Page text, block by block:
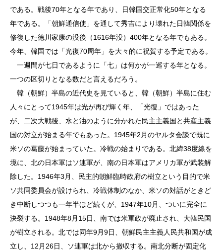
である。戦後70年となる年であり、日韓国交正常化50年となる
年である。「朝鮮通信使」を通して秀吉により壊れた日韓関係を
修復した徳川家康の没後（1616年没）400年となる年でもある。
今年、韓国では「光復70周年」を大々的に祝賀する予定である。
一週間が七日であるように「七」は何かが一巡する年となる。
一つの区切りとなる数だと言えるだろう。
韓（朝鮮）半島の近代史を見ていると、韓（朝鮮）半島に住む
人々にとって1945年は光が再び輝く年、「光復」ではあった
が、二次大戦後、水と油のように分かれた民主主義国と共産主義
国の対立が始まる年でもあった。1945年2月のヤルタ会談で既に
米ソの葛藤が始まっていた。冷戦の始まりである。北緯38度線を
境に、北の日本軍はソ連軍が、南の日本軍はアメリカ軍が武装解
除した。1946年3月、民主的朝鮮臨時政府の樹立という目的で米
ソ共同委員会が設けられ、冷戦体制のなか、米ソの対話がときど
き中断しつつも一年半ほど続くが、1947年10月、ついに完全に
決裂する。1948年8月15日、南では米軍政が廃止され、大韓民国
が樹立される。北では同年9月9日、朝鮮民主主義人民共和国が成
立し、12月26日、ソ連軍は北から撤収する。南北分断が固定化